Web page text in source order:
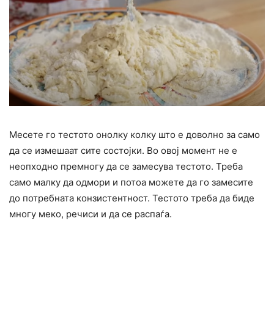
Месете го тестото онолку колку што е доволно за само
да се измешаат сите состојки. Во овој момент не е
неопходно премногу да се замесува тестото. Треба
само малку да одмори и потоа можете да го замесите
до потребната конзистентност. Тестото треба да биде
многу меко, речиси и да се распаѓа.